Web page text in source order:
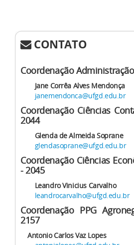
CONTATO
Coordenação
Jane Corrêa Alves Mendonça
janemendonca@ufgd.edu.br
Coordenação Ciências
2044
Glenda de Almeida Soprane
glendasoprane@ufgd.edu.br
Coordenação Ciências
- 2045
Leandro Vinicius Carvalho
leandrocarvalho@ufgd.edu.br
Coordenação PPG
2157
Antonio Carlos Vaz Lopes